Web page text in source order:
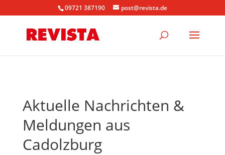
09721 387190 post@revista.de
Aktuelle Nachrichten &
Meldungen aus
Cadolzburg